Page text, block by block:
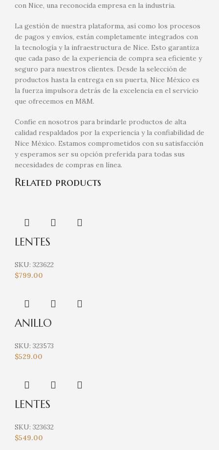
con Nice, una reconocida empresa en la industria.
La gestión de nuestra plataforma, así como los procesos
de pagos y envíos, están completamente integrados con
la tecnología y la infraestructura de Nice. Esto garantiza
que cada paso de la experiencia de compra sea eficiente y
seguro para nuestros clientes. Desde la selección de
productos hasta la entrega en su puerta, Nice México es
la fuerza impulsora detrás de la excelencia en el servicio
que ofrecemos en M&M.
Confíe en nosotros para brindarle productos de alta
calidad respaldados por la experiencia y la confiabilidad de
Nice México. Estamos comprometidos con su satisfacción
y esperamos ser su opción preferida para todas sus
necesidades de compras en línea.
Related products
LENTES
SKU: 323622
$799.00
ANILLO
SKU: 323573
$529.00
LENTES
SKU: 323632
$549.00